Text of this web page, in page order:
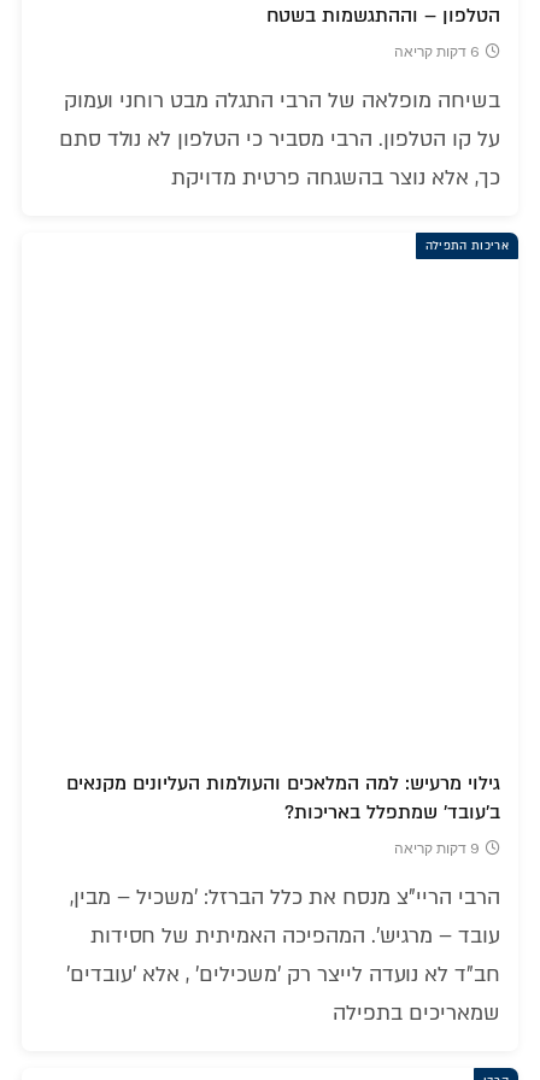
הטלפון – וההתגשמות בשטח
6 דקות קריאה
בשיחה מופלאה של הרבי התגלה מבט רוחני ועמוק
על קו הטלפון. הרבי מסביר כי הטלפון לא נולד סתם
כך, אלא נוצר בהשגחה פרטית מדויקת
אריכות התפילה
גילוי מרעיש: למה המלאכים והעולמות העליונים מקנאים
ב'עובד' שמתפלל באריכות?
9 דקות קריאה
הרבי הריי"צ מנסח את כלל הברזל: 'משכיל – מבין,
עובד – מרגיש'. המהפיכה האמיתית של חסידות
חב"ד לא נועדה לייצר רק 'משכילים' , אלא 'עובדים'
שמאריכים בתפילה